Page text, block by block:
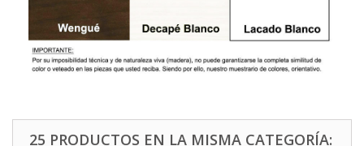
25 PRODUCTOS EN LA MISMA CATEGORÍA: